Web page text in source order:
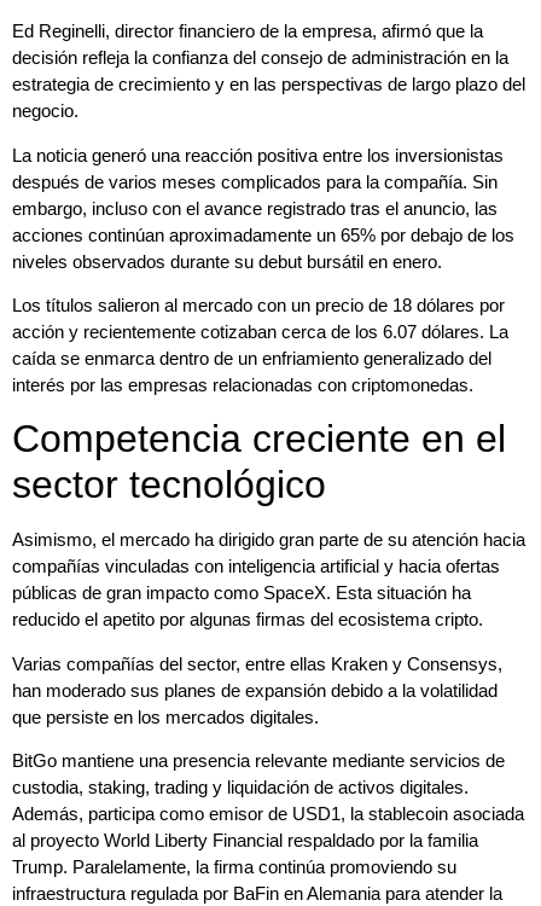
Ed Reginelli, director financiero de la empresa, afirmó que la
decisión refleja la confianza del consejo de administración en la
estrategia de crecimiento y en las perspectivas de largo plazo del
negocio.
La noticia generó una reacción positiva entre los inversionistas
después de varios meses complicados para la compañía. Sin
embargo, incluso con el avance registrado tras el anuncio, las
acciones continúan aproximadamente un 65% por debajo de los
niveles observados durante su debut bursátil en enero.
Los títulos salieron al mercado con un precio de 18 dólares por
acción y recientemente cotizaban cerca de los 6.07 dólares. La
caída se enmarca dentro de un enfriamiento generalizado del
interés por las empresas relacionadas con criptomonedas.
Competencia creciente en el
sector tecnológico
Asimismo, el mercado ha dirigido gran parte de su atención hacia
compañías vinculadas con inteligencia artificial y hacia ofertas
públicas de gran impacto como SpaceX. Esta situación ha
reducido el apetito por algunas firmas del ecosistema cripto.
Varias compañías del sector, entre ellas Kraken y Consensys,
han moderado sus planes de expansión debido a la volatilidad
que persiste en los mercados digitales.
BitGo mantiene una presencia relevante mediante servicios de
custodia, staking, trading y liquidación de activos digitales.
Además, participa como emisor de USD1, la stablecoin asociada
al proyecto World Liberty Financial respaldado por la familia
Trump. Paralelamente, la firma continúa promoviendo su
infraestructura regulada por BaFin en Alemania para atender la